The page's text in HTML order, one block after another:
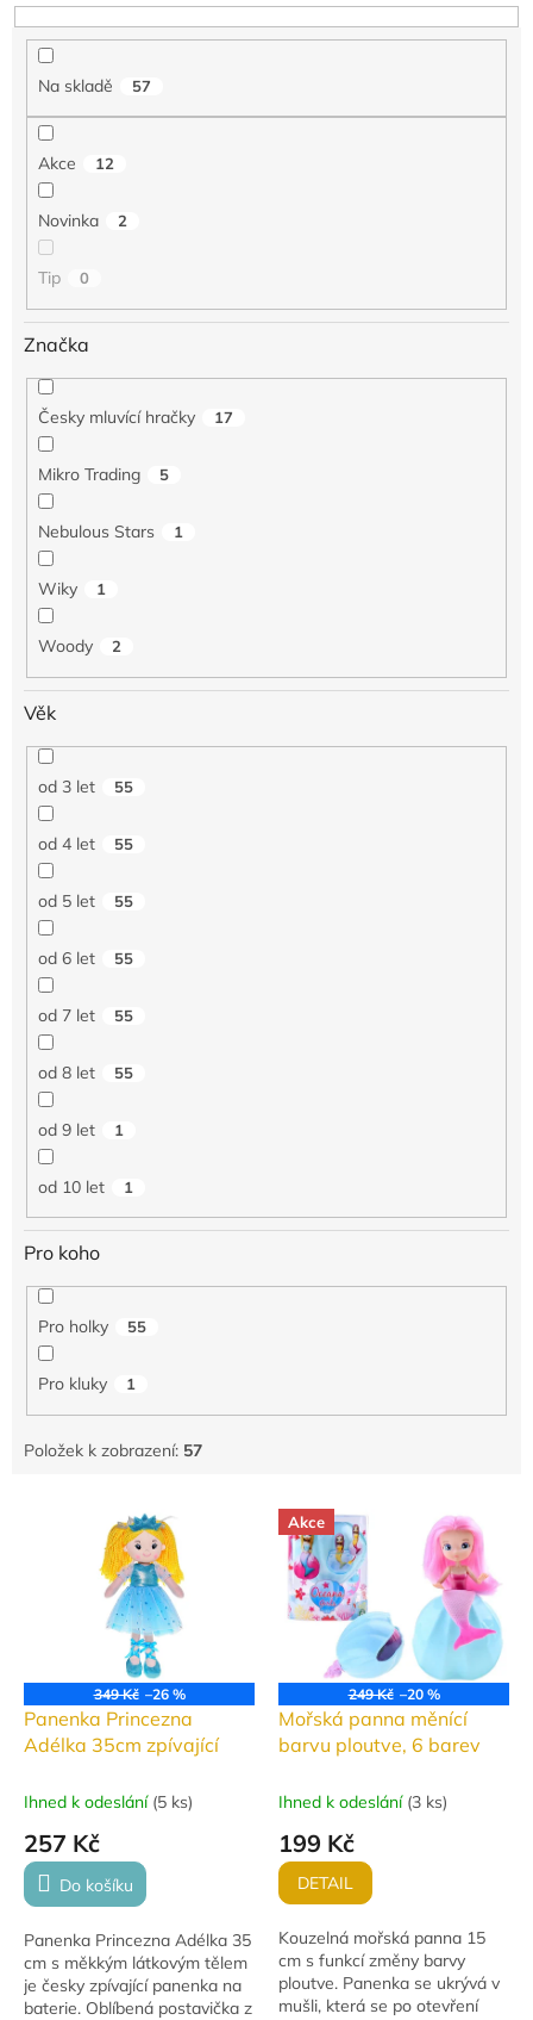
n
Na skladě 57
Akce 12
Novinka 2
Tip 0
Značka
Česky mluvící hračky 17
Mikro Trading 5
Nebulous Stars 1
Wiky 1
Woody 2
Věk
od 3 let 55
od 4 let 55
od 5 let 55
od 6 let 55
od 7 let 55
od 8 let 55
od 9 let 1
od 10 let 1
Pro koho
Pro holky 55
Pro kluky 1
Položek k zobrazení: 57
u
349 Kč –26 %
Panenka Princezna
Adélka 35cm zpívající
Ihned k odeslání (5 ks)
257 Kč
Do košíku
Panenka Princezna Adélka 35
cm s měkkým látkovým tělem
je česky zpívající panenka na
baterie. Oblíbená postavička z
Akce
249 Kč –20 %
Mořská panna měnící
barvu ploutve, 6 barev
Ihned k odeslání (3 ks)
199 Kč
DETAIL
Kouzelná mořská panna 15
cm s funkcí změny barvy
ploutve. Panenka se ukrývá v
mušli, která se po otevření